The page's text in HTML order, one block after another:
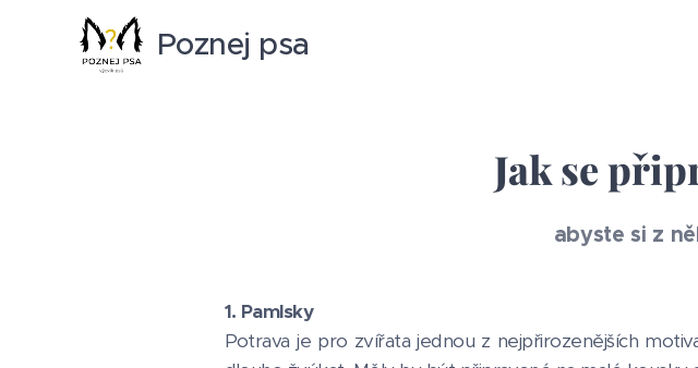
Poznej psa
Jak se
abyste si z
1. Pamlsky
Potrava je pro zvířata jednou z nejpřirozenějších